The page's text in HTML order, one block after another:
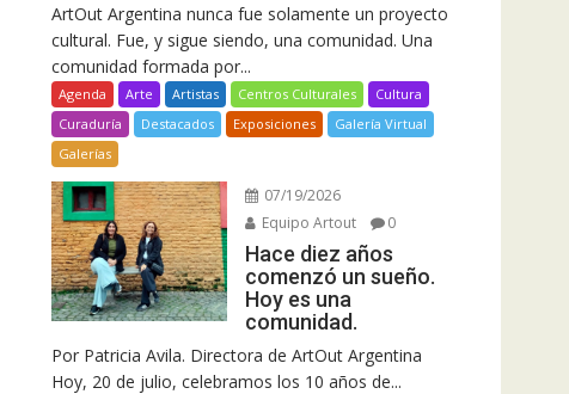
ArtOut Argentina nunca fue solamente un proyecto
cultural. Fue, y sigue siendo, una comunidad. Una
comunidad formada por...
Agenda Arte Artistas Centros Culturales
Cultura
Curaduría
Destacados Exposiciones
Galería Virtual
Galerías
07/19/2026
Equipo Artout
0
Hace diez años
comenzó un sueño.
Hoy es una
comunidad.
Por Patricia Avila. Directora de ArtOut Argentina
Hoy, 20 de julio, celebramos los 10 años de...